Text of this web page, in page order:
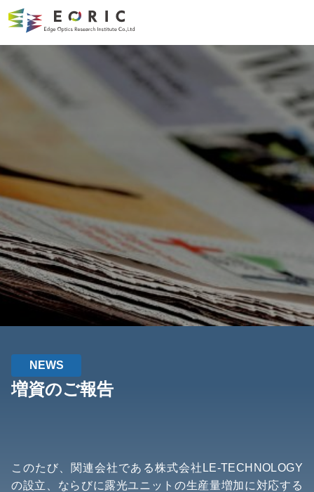
NEWS
増資のご報告
このたび、関連会社である株式会社LE-TECHNOLOGY
の設立、ならびに露光ユニットの生産量増加に対応する